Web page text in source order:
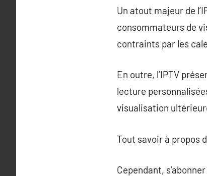
Un atout majeur de
consommateurs de
contraints par les
En outre, l’IPTV
lecture
visualisation
Tout savoir à propos
Cependant,